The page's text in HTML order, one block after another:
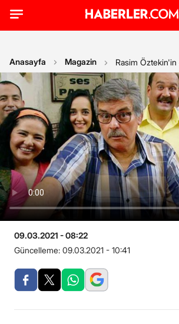
Anasayfa Magazin Rasim
09.03.2021 - 08:22
Güncelleme: 09.03.2021 - 10:41